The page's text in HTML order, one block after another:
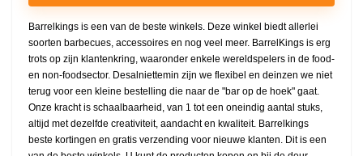
Barrelkings is een van de beste winkels. Deze winkel biedt allerlei
soorten barbecues, accessoires en nog veel meer. BarrelKings is erg
trots op zijn klantenkring, waaronder enkele wereldspelers in de food-
en non-foodsector. Desalniettemin zijn we flexibel en deinzen we niet
terug voor een kleine bestelling die naar de "bar op de hoek" gaat.
Onze kracht is schaalbaarheid, van 1 tot een oneindig aantal stuks,
altijd met dezelfde creativiteit, aandacht en kwaliteit. Barrelkings
beste kortingen en gratis verzending voor nieuwe klanten. Dit is een